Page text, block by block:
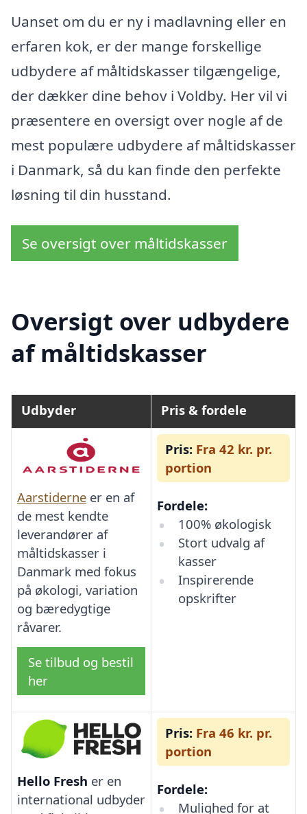
Uanset om du er ny i madlavning eller en
erfaren kok, er der mange forskellige
udbydere af måltidskasser tilgængelige,
der dækker dine behov i Voldby. Her vil vi
præsentere en oversigt over nogle af de
mest populære udbydere af måltidskasser
i Danmark, så du kan finde den perfekte
løsning til din husstand.
Se oversigt over måltidskasser
Oversigt over udbydere
af måltidskasser
Udbyder Pris & fordele
Aarstiderne er en af
de mest kendte
leverandører af
måltidskasser i
Danmark med fokus
på økologi, variation
og bæredygtige
råvarer.
Se tilbud og bestil
her
Pris: Fra 42 kr. pr.
portion
Fordele:
100% økologisk
Stort udvalg af
kasser
Inspirerende
opskrifter
Hello Fresh er en
international udbyder
Pris: Fra 46 kr. pr.
portion
Fordele:
Mulighed for at